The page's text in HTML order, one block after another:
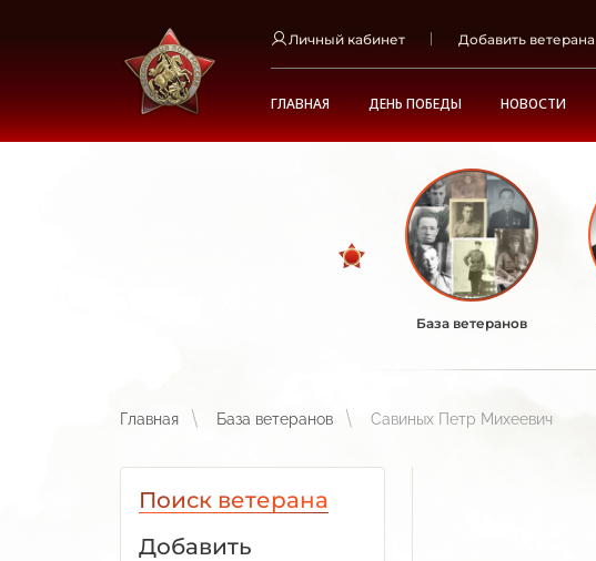
Личный кабинет Добавить ветерана
ГЛАВНАЯ ДЕНЬ ПОБЕДЫ НОВОСТИ
База ветеранов
Главная База ветеранов Савиных Петр Михеевич
Поиск ветерана
Добавить